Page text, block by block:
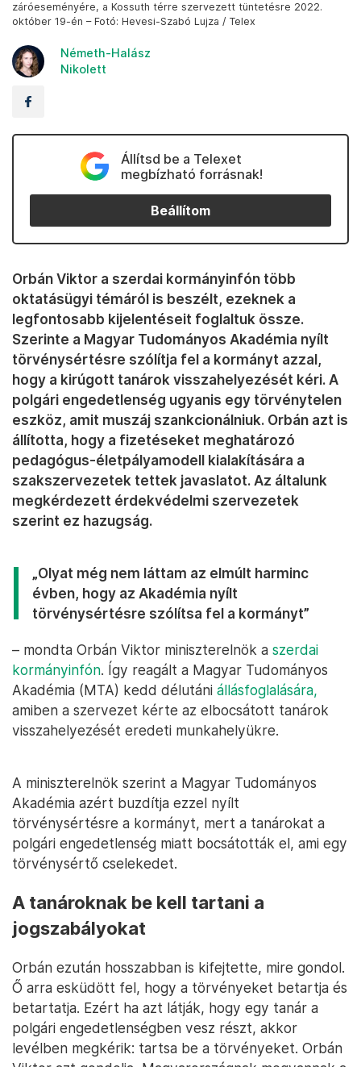
záróeseményére, a Kossuth térre szervezett tüntetésre 2022.
október 19-én – Fotó: Hevesi-Szabó Lujza / Telex
Németh-Halász
Nikolett
Állítsd be a Telexet
megbízható forrásnak!
Beállítom
Orbán Viktor a szerdai kormányinfón több
oktatásügyi témáról is beszélt, ezeknek a
legfontosabb kijelentéseit foglaltuk össze.
Szerinte a Magyar Tudományos Akadémia nyílt
törvénysértésre szólítja fel a kormányt azzal,
hogy a kirúgott tanárok visszahelyezését kéri. A
polgári engedetlenség ugyanis egy törvénytelen
eszköz, amit muszáj szankcionálniuk. Orbán azt is
állította, hogy a fizetéseket meghatározó
pedagógus-életpályamodell kialakítására a
szakszervezetek tettek javaslatot. Az általunk
megkérdezett érdekvédelmi szervezetek
szerint ez hazugság.
„Olyat még nem láttam az elmúlt harminc
évben, hogy az Akadémia nyílt
törvénysértésre szólítsa fel a kormányt”
– mondta Orbán Viktor miniszterelnök a szerdai
kormányinfón. Így reagált a Magyar Tudományos
Akadémia (MTA) kedd délutáni állásfoglalására,
amiben a szervezet kérte az elbocsátott tanárok
visszahelyezését eredeti munkahelyükre.
A miniszterelnök szerint a Magyar Tudományos
Akadémia azért buzdítja ezzel nyílt
törvénysértésre a kormányt, mert a tanárokat a
polgári engedetlenség miatt bocsátották el, ami egy
törvénysértő cselekedet.
A tanároknak be kell tartani a
jogszabályokat
Orbán ezután hosszabban is kifejtette, mire gondol.
Ő arra esküdött fel, hogy a törvényeket betartja és
betartatja. Ezért ha azt látják, hogy egy tanár a
polgári engedetlenségben vesz részt, akkor
levélben megkérik: tartsa be a törvényeket. Orbán